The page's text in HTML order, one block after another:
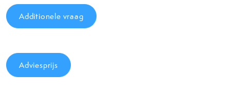
Additionele vraag
Adviesprijs